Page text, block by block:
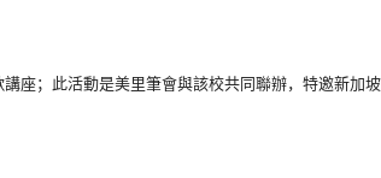
座；此活動是美里筆會與該校共同聯辦， 特邀新加